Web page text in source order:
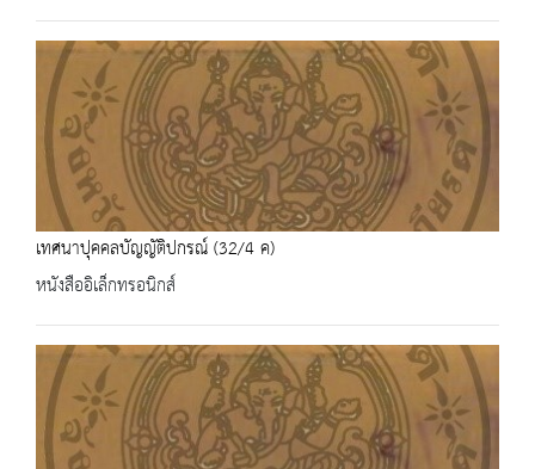
เทศนาปุคคลบัญญัติปกรณ์ (32/4 ค)
หนังสืออิเล็กทรอนิกส์